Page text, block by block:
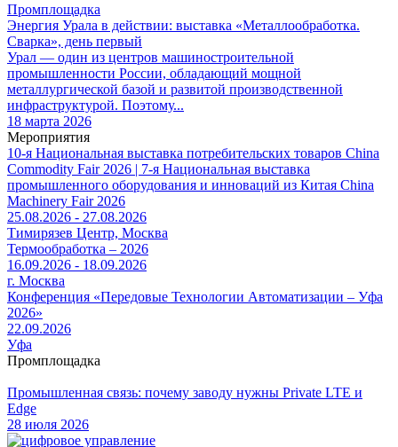
Промплощадка
Энергия Урала в действии: выставка «Металлообработка.
Сварка», день первый
Урал — один из центров машиностроительной
промышленности России, обладающий мощной
металлургической базой и развитой производственной
инфраструктурой. Поэтому...
18 марта 2026
Мероприятия
10-я Национальная выставка потребительских товаров China
Commodity Fair 2026 | 7-я Национальная выставка
промышленного оборудования и инноваций из Китая China
Machinery Fair 2026
25.08.2026 - 27.08.2026
Тимирязев Центр, Москва
Термообработка – 2026
16.09.2026 - 18.09.2026
г. Москва
Конференция «Передовые Технологии Автоматизации – Уфа
2026»
22.09.2026
Уфа
Промплощадка
Промышленная связь: почему заводу нужны Private LTE и
Edge
28 июля 2026